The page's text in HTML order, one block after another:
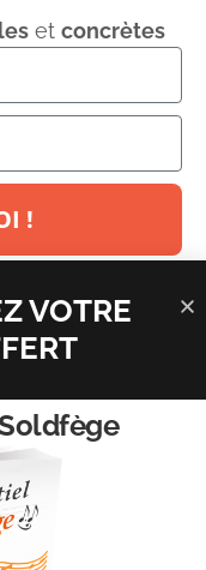
Les champs
et concrètes
!
VOTRE